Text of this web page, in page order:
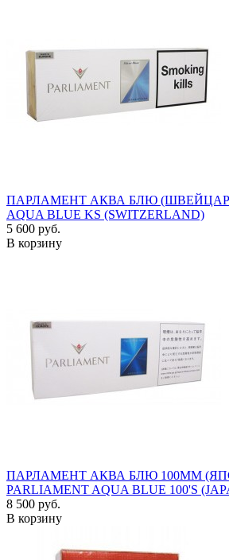
ПАРЛАМЕНТ АКВА БЛЮ
AQUA BLUE KS (SWITZERLAND)
5 600 руб.
В корзину
ПАРЛАМЕНТ АКВА БЛЮ 100ММ
PARLIAMENT AQUA BLUE 100'S
8 500 руб.
В корзину